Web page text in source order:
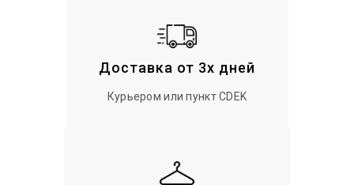
Доставка от 3х дней
Курьером или пункт CDEK